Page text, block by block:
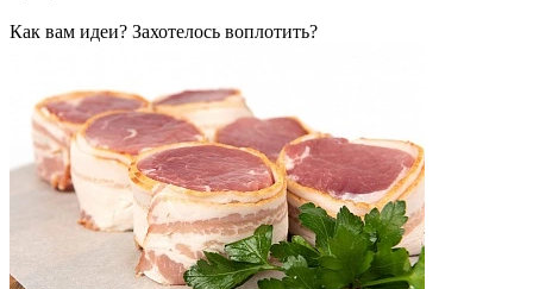
Как вам идеи? Захотелось воплотить?